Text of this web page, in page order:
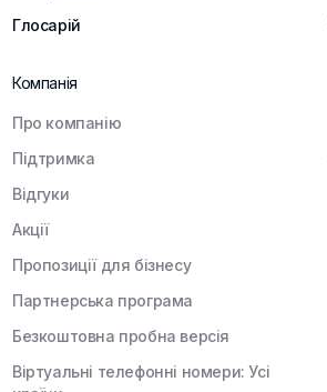
Глосарій
Компанія
Про компанію
Підтримка
Відгуки
Акції
Пропозиції для бізнесу
Партнерська програма
Безкоштовна пробна версія
Віртуальні телефонні номери: Усі